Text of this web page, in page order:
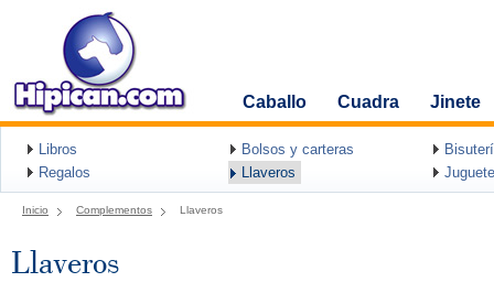
Caballo Cuadra Jinete
Libros Bolsos y carteras
Regalos
Llaveros
Inicio Complementos Llaveros
Llaveros